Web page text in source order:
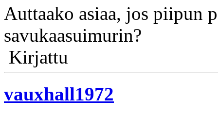
Auttaako asiaa, jos piipun
savukaasuimurin?
Kirjattu
vauxhall1972